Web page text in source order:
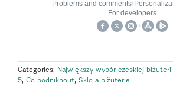
Categories: Największy wybór czeskiej biżuterii
5, Co podniknout, Sklo a bižuterie